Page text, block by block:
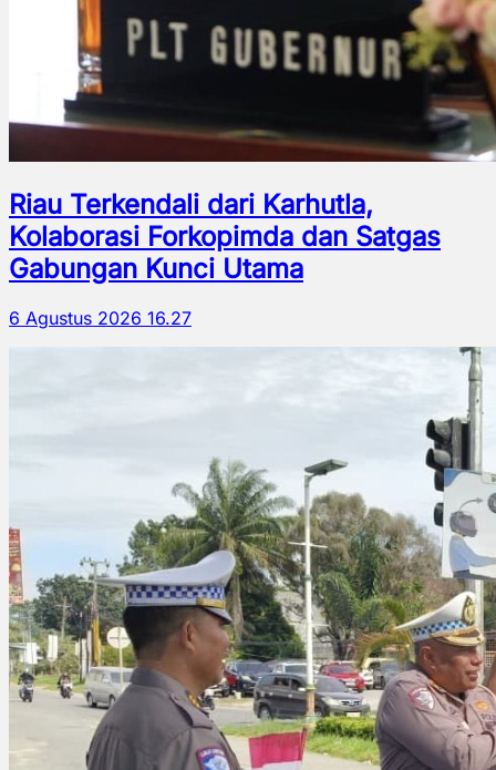
Riau Terkendali dari Karhutla,
Kolaborasi Forkopimda dan Satgas
Gabungan Kunci Utama
6 Agustus 2026 16.27